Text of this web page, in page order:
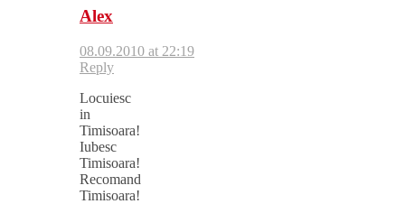
Alex
08.09.2010 at 22:19
Reply
Locuiesc
in
Timisoara!
Iubesc
Timisoara!
Recomand
Timisoara!